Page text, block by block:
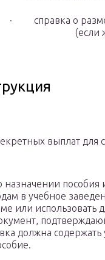
· справка о
(если
выплат для
назначении пособия
в учебное
или использовать
должна содержать